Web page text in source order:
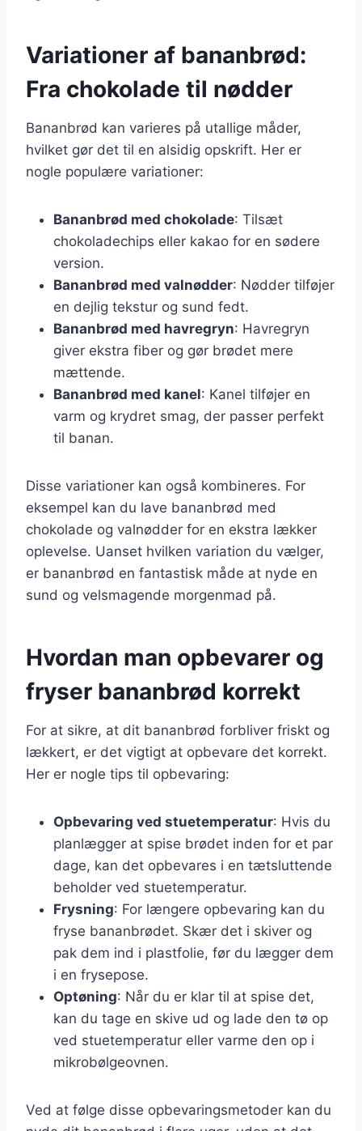
Variationer af bananbrød:
Fra chokolade til nødder
Bananbrød kan varieres på utallige måder,
hvilket gør det til en alsidig opskrift. Her er
nogle populære variationer:
Bananbrød med chokolade: Tilsæt
chokoladechips eller kakao for en sødere
version.
Bananbrød med valnødder: Nødder tilføjer
en dejlig tekstur og sund fedt.
Bananbrød med havregryn: Havregryn
giver ekstra fiber og gør brødet mere
mættende.
Bananbrød med kanel: Kanel tilføjer en
varm og krydret smag, der passer perfekt
til banan.
Disse variationer kan også kombineres. For
eksempel kan du lave bananbrød med
chokolade og valnødder for en ekstra lækker
oplevelse. Uanset hvilken variation du vælger,
er bananbrød en fantastisk måde at nyde en
sund og velsmagende morgenmad på.
Hvordan man opbevarer og
fryser bananbrød korrekt
For at sikre, at dit bananbrød forbliver friskt og
lækkert, er det vigtigt at opbevare det korrekt.
Her er nogle tips til opbevaring:
Opbevaring ved stuetemperatur: Hvis du
planlægger at spise brødet inden for et par
dage, kan det opbevares i en tætsluttende
beholder ved stuetemperatur.
Frysning: For længere opbevaring kan du
fryse bananbrødet. Skær det i skiver og
pak dem ind i plastfolie, før du lægger dem
i en frysepose.
Optøning: Når du er klar til at spise det,
kan du tage en skive ud og lade den tø op
ved stuetemperatur eller varme den op i
mikrobølgeovnen.
Ved at følge disse opbevaringsmetoder kan du